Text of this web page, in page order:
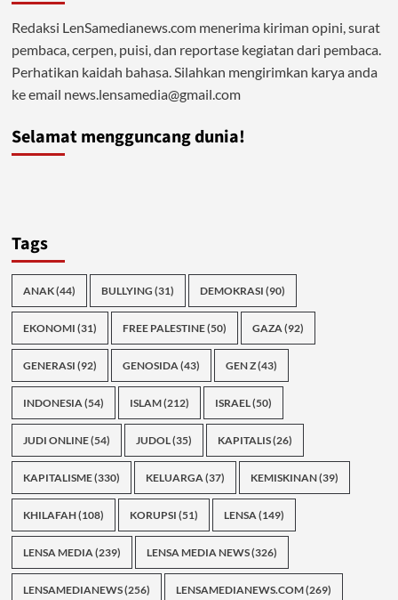
Redaksi LenSamedianews.com menerima kiriman opini, surat
pembaca, cerpen, puisi, dan reportase kegiatan dari pembaca.
Perhatikan kaidah bahasa. Silahkan mengirimkan karya anda
ke email news.lensamedia@gmail.com
Selamat mengguncang dunia!
Tags
ANAK(44) BULLYING (31) DEMOKRASI (90)
EKONOMI (31) FREE PALESTINE(50) GAZA(92)
GENERASI (92) GENOSIDA(43) GEN Z(43)
INDONESIA(54) ISLAM(212) ISRAEL(50)
JUDI ONLINE(54) JUDOL(35) KAPITALIS(26)
KAPITALISME(330) KELUARGA(37) KEMISKINAN(39)
KHILAFAH(108) KORUPSI (51) LENSA(149)
LENSA MEDIA(239) LENSA MEDIA NEWS(326)
LENSAMEDIANEWS(256) LENSAMEDIANEWS.COM(269)